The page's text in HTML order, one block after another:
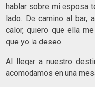
hablar sobre mi esposa
lado. De camino al bar,
calor, quiero que ella
que yo la deseo.
Al llegar a nuestro
acomodamos en una